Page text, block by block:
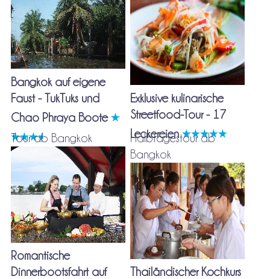
Bangkok auf eigene
Faust - TukTuks und
Chao Phraya Boote
Exklusive kulinarische
Streetfood-Tour - 17
Leckereien
Tour ab Bangkok
Romantische
Dinnerbootsfahrt auf
Halbtagestour ab
Bangkok
Thailändischer Kochkurs